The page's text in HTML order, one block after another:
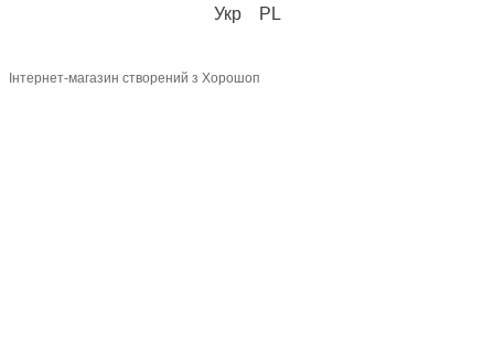
Укр PL
Інтернет-магазин створений з Хорошоп